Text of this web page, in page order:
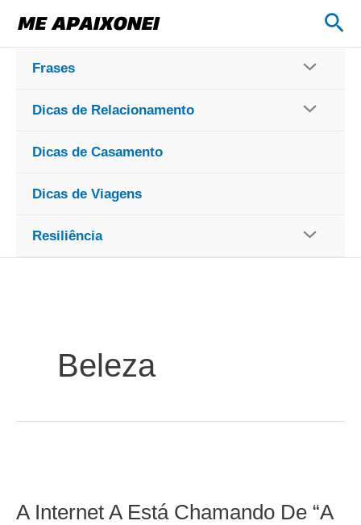
para
conteúdo
Frases
Dicas de Relacionamento
Dicas de Casamento
Dicas de Viagens
Resiliência
Beleza
A Internet A Está Chamando De “A